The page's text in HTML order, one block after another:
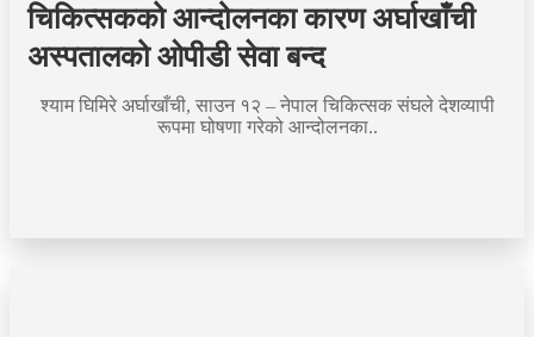
चिकित्सकको आन्दोलनका कारण अर्घाखाँची
अस्पतालको ओपीडी सेवा बन्द
श्याम घिमिरे अर्घाखाँची, साउन १२ – नेपाल चिकित्सक संघले देशव्यापी
रूपमा घोषणा गरेको आन्दोलनका..